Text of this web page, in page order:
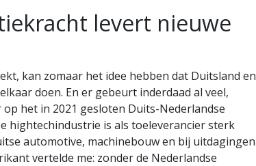
levert nieuwe
kan zomaar het idee hebben dat Duitsland en
doen. En er gebeurt inderdaad al veel,
het in 2021 gesloten Duits-Nederlandse
hightechindustrie is als toeleverancier sterk
automotive, machinebouw en bij uitdagingen
vertelde me: zonder de Nederlandse